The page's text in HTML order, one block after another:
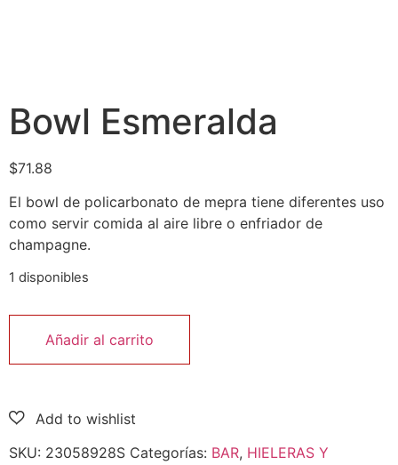
Bowl Esmeralda
$71.88
El bowl de policarbonato de mepra tiene diferentes uso
como servir comida al aire libre o enfriador de
champagne.
1 disponibles
Añadir al carrito
SKU: 23058928S Categorías: BAR, HIELERAS Y